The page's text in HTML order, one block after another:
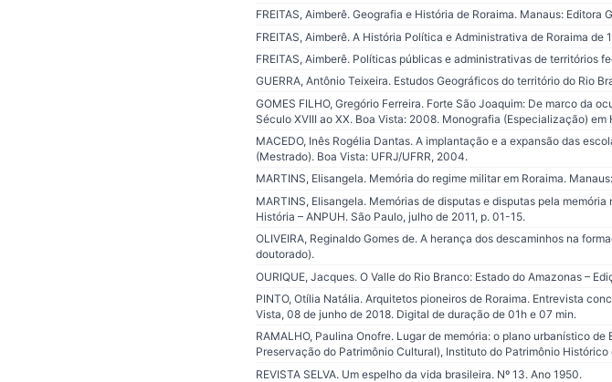
FREITAS, Aimberê. Geografia e História de Roraima. Manaus: Editora
FREITAS, Aimberê. A História Política e Administrativa de Roraima
FREITAS, Aimberê. Políticas públicas e administrativas de territórios
GUERRA, Antônio Teixeira. Estudos Geográficos do território do Rio
GOMES FILHO, Gregório Ferreira. Forte São Joaquim: De marco da
Século XVIII ao XX. Boa Vista: 2008. Monografia (Especialização)
MACEDO, Inês Rogélia Dantas. A implantação e a expansão das
(Mestrado). Boa Vista: UFRJ/UFRR, 2004.
MARTINS, Elisangela. Memória do regime militar em Roraima.
MARTINS, Elisangela. Memórias de disputas e disputas pela
História – ANPUH. São Paulo, julho de 2011, p. 01-15.
OLIVEIRA, Reginaldo Gomes de. A herança dos descaminhos na
doutorado).
OURIQUE, Jacques. O Valle do Rio Branco: Estado do Amazonas –
PINTO, Otília Natália. Arquitetos pioneiros de Roraima. Entrevista
Vista, 08 de junho de 2018. Digital de duração de 01h e 07 min.
RAMALHO, Paulina Onofre. Lugar de memória: o plano urbanístico
Preservação do Patrimônio Cultural), Instituto do Patrimônio
REVISTA SELVA. Um espelho da vida brasileira. Nº 13. Ano 1950.